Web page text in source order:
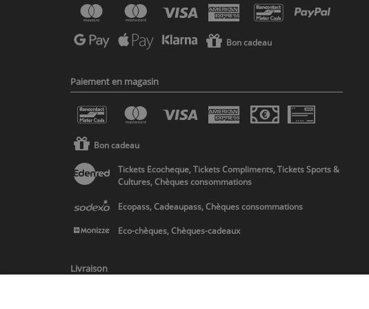
Bon cadeau
Paiement en magasin
Bon cadeau
Tickets Ecocheque, Tickets Compliments, Tickets Sports &
Cultures, Chèques consommations
Ecopass, Cadeaupass, Chèques consommations
Eco-chèques, Chèques-cadeaux
Livraison